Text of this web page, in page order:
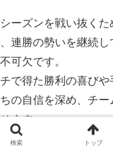
ーズンを戦い抜く
連勝の勢いを継続し
可欠です。
で得た勝利の喜び
の自信を深め、チー
ます。
検索 トップ